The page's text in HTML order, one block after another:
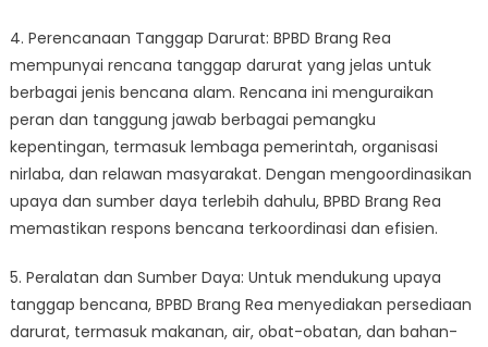
4. Perencanaan Tanggap Darurat: BPBD Brang Rea
mempunyai rencana tanggap darurat yang jelas untuk
berbagai jenis bencana alam. Rencana ini menguraikan
peran dan tanggung jawab berbagai pemangku
kepentingan, termasuk lembaga pemerintah, organisasi
nirlaba, dan relawan masyarakat. Dengan mengoordinasikan
upaya dan sumber daya terlebih dahulu, BPBD Brang Rea
memastikan respons bencana terkoordinasi dan efisien.
5. Peralatan dan Sumber Daya: Untuk mendukung upaya
tanggap bencana, BPBD Brang Rea menyediakan persediaan
darurat, termasuk makanan, air, obat-obatan, dan bahan-